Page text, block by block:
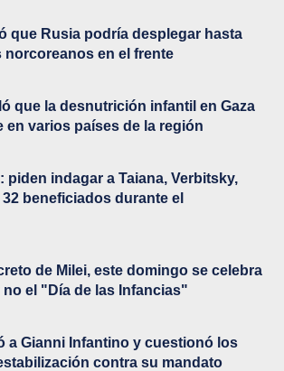
que Rusia podría desplegar hasta
norcoreanos en el frente
que la desnutrición infantil en Gaza
en varios países de la región
piden indagar a Taiana, Verbitsky,
beneficiados durante el
de Milei, este domingo se celebra
no el "Día de las Infancias"
a Gianni Infantino y cuestionó los
contra su mandato